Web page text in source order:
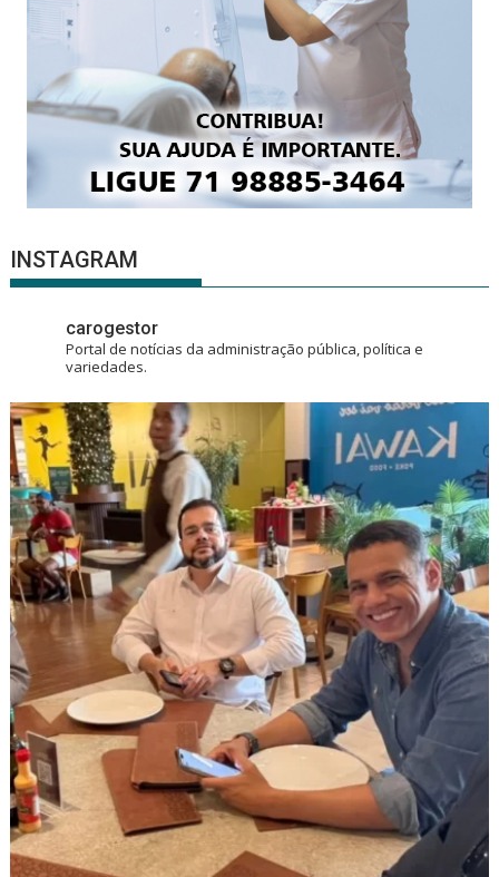
INSTAGRAM
carogestor
Portal de notícias da administração pública, política e
variedades.